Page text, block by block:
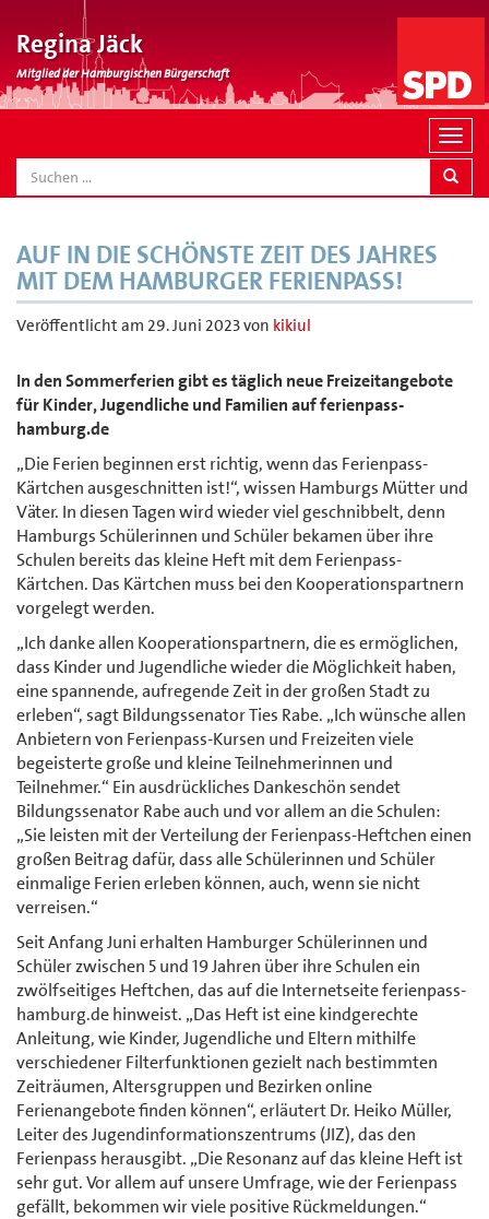
Regina Jäck
Mitglied der Hamburgischen Bürgerschaft
N
a
v
SEARCH
AUF IN DIE SCHÖNSTE ZEIT DES JAHRES
MIT DEM HAMBURGER FERIENPASS!
Veröffentlicht am 29. Juni 2023von kikiul
In den Sommerferien gibt es täglich neue Freizeitangebote
für Kinder, Jugendliche und Familien auf ferienpass-
hamburg.de
„Die Ferien beginnen erst richtig, wenn das Ferienpass-
Kärtchen ausgeschnitten ist!“, wissen Hamburgs Mütter und
Väter. In diesen Tagen wird wieder viel geschnibbelt, denn
Hamburgs Schülerinnen und Schüler bekamen über ihre
Schulen bereits das kleine Heft mit dem Ferienpass-
Kärtchen. Das Kärtchen muss bei den Kooperationspartnern
vorgelegt werden.
„Ich danke allen Kooperationspartnern, die es ermöglichen,
dass Kinder und Jugendliche wieder die Möglichkeit haben,
eine spannende, aufregende Zeit in der großen Stadt zu
erleben“, sagt Bildungssenator Ties Rabe. „Ich wünsche allen
Anbietern von Ferienpass-Kursen und Freizeiten viele
begeisterte große und kleine Teilnehmerinnen und
Teilnehmer.“ Ein ausdrückliches Dankeschön sendet
Bildungssenator Rabe auch und vor allem an die Schulen:
„Sie leisten mit der Verteilung der Ferienpass-Heftchen einen
großen Beitrag dafür, dass alle Schülerinnen und Schüler
einmalige Ferien erleben können, auch, wenn sie nicht
verreisen.“
Seit Anfang Juni erhalten Hamburger Schülerinnen und
Schüler zwischen 5 und 19 Jahren über ihre Schulen ein
zwölfseitiges Heftchen, das auf die Internetseite ferienpass-
hamburg.de hinweist. „Das Heft ist eine kindgerechte
Anleitung, wie Kinder, Jugendliche und Eltern mithilfe
verschiedener Filterfunktionen gezielt nach bestimmten
Zeiträumen, Altersgruppen und Bezirken online
Ferienangebote finden können“, erläutert Dr. Heiko Müller,
Leiter des Jugendinformationszentrums (JIZ), das den
Ferienpass herausgibt. „Die Resonanz auf das kleine Heft ist
sehr gut. Vor allem auf unsere Umfrage, wie der Ferienpass
gefällt, bekommen wir viele positive Rückmeldungen.“